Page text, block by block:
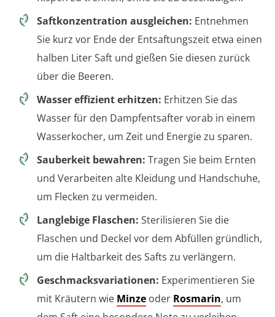
Saftkonzentration ausgleichen: Entnehmen
Sie kurz vor Ende der Entsaftungszeit etwa einen
halben Liter Saft und gießen Sie diesen zurück
über die Beeren.
Wasser effizient erhitzen: Erhitzen Sie das
Wasser für den Dampfentsafter vorab in einem
Wasserkocher, um Zeit und Energie zu sparen.
Sauberkeit bewahren: Tragen Sie beim Ernten
und Verarbeiten alte Kleidung und Handschuhe,
um Flecken zu vermeiden.
Langlebige Flaschen: Sterilisieren Sie die
Flaschen und Deckel vor dem Abfüllen gründlich,
um die Haltbarkeit des Safts zu verlängern.
Geschmacksvariationen: Experimentieren Sie
mit Kräutern wie Minze oder Rosmarin, um